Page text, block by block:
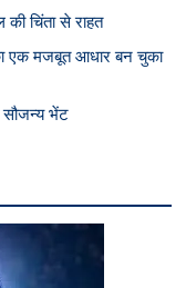
की चिंता से राहत
एक मजबूत आधार बन चुका
सौजन्य भेंट